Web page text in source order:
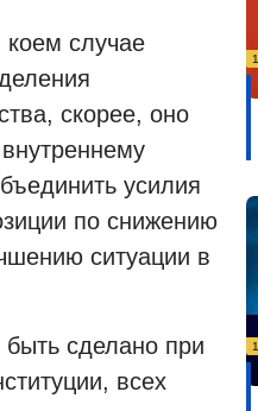
случае
скорее, оно
усилия
по снижению
ситуации в
сделано при
всех